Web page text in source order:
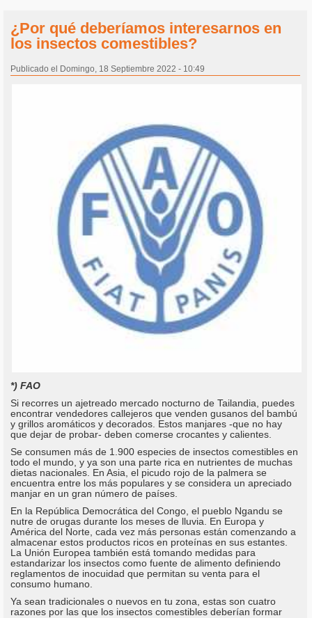
¿Por qué deberíamos interesarnos en
los insectos comestibles?
Publicado el Domingo, 18 Septiembre 2022 - 10:49
*) FAO
Si recorres un ajetreado mercado nocturno de Tailandia, puedes
encontrar vendedores callejeros que venden gusanos del bambú
y grillos aromáticos y decorados. Estos manjares -que no hay
que dejar de probar- deben comerse crocantes y calientes.
Se consumen más de 1.900 especies de insectos comestibles en
todo el mundo, y ya son una parte rica en nutrientes de muchas
dietas nacionales. En Asia, el picudo rojo de la palmera se
encuentra entre los más populares y se considera un apreciado
manjar en un gran número de países.
En la República Democrática del Congo, el pueblo Ngandu se
nutre de orugas durante los meses de lluvia. En Europa y
América del Norte, cada vez más personas están comenzando a
almacenar estos productos ricos en proteínas en sus estantes.
La Unión Europea también está tomando medidas para
estandarizar los insectos como fuente de alimento definiendo
reglamentos de inocuidad que permitan su venta para el
consumo humano.
Ya sean tradicionales o nuevos en tu zona, estas son cuatro
razones por las que los insectos comestibles deberían formar